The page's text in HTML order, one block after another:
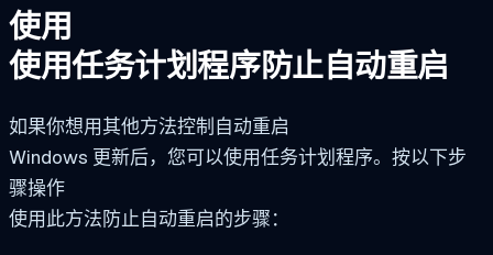
使用
使用任务计划程序防止自动重启
如果你想用其他方法控制自动重启
Windows 更新后，您可以使用任务计划程序。按以下步
骤操作
使用此方法防止自动重启的步骤：